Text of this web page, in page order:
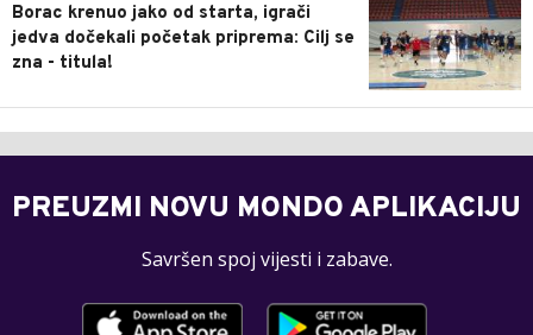
Borac krenuo jako od starta, igrači
jedva dočekali početak priprema: Cilj se
zna - titula!
PREUZMI NOVU MONDO APLIKACIJU
Savršen spoj vijesti i zabave.